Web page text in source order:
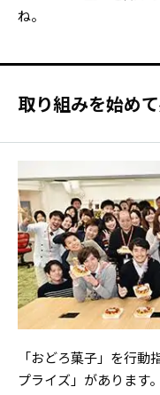
ね。
取り組みを始め
「おどろ菓子」を行
プライズ」があります